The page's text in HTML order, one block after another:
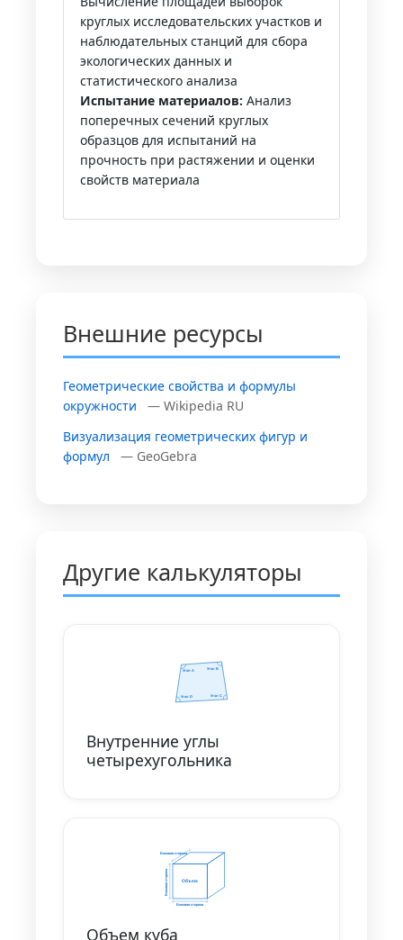
круглых исследовательских участков и
наблюдательных станций для сбора
экологических данных и
статистического анализа
Испытание материалов: Анализ
поперечных сечений круглых
образцов для испытаний на
прочность при растяжении и оценки
свойств материала
Внешние ресурсы
Геометрические свойства и формулы
окружности
— Wikipedia RU
Визуализация геометрических фигур и
формул
— GeoGebra
Другие калькуляторы
Внутренние углы
четырехугольника
Объем куба